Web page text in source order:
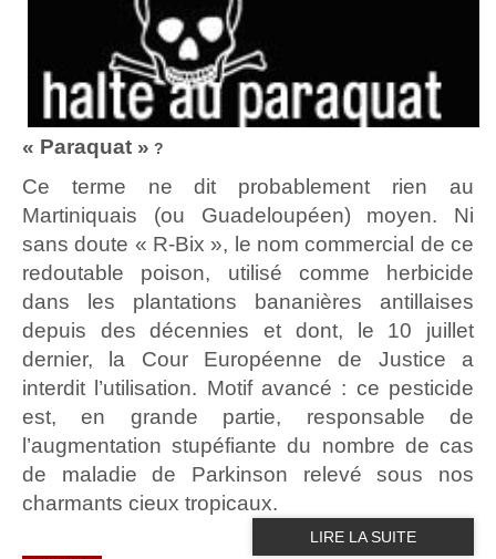
« Paraquat » ?
Ce terme ne dit probablement rien au
Martiniquais (ou Guadeloupéen) moyen. Ni
sans doute « R-Bix », le nom commercial de ce
redoutable poison, utilisé comme herbicide
dans les plantations bananières antillaises
depuis des décennies et dont, le 10 juillet
dernier, la Cour Européenne de Justice a
interdit l’utilisation. Motif avancé : ce pesticide
est, en grande partie, responsable de
l’augmentation stupéfiante du nombre de cas
de maladie de Parkinson relevé sous nos
charmants cieux tropicaux.
LIRE LA SUITE